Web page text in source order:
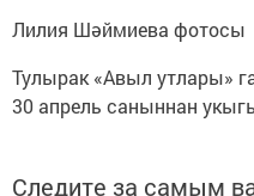
Лилия Шәймиева фотосы
Тулырак «Авыл утлары»
30 апрель саныннан
Следите за самым